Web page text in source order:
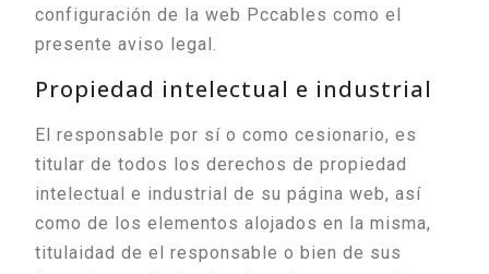
configuración de la web Pccables como el
presente aviso legal.
Propiedad intelectual e industrial
El responsable por sí o como cesionario, es
titular de todos los derechos de propiedad
intelectual e industrial de su página web, así
como de los elementos alojados en la misma,
titulaidad de el responsable o bien de sus